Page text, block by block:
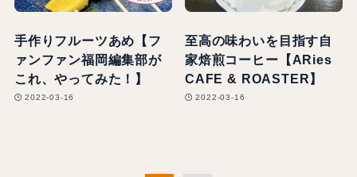
手作りフルーツあめ【フ
ァンファン福岡編集部が
これ、やってみた！】
2022-03-16
至高の味わいを目指す自
家焙煎コーヒー【ARies
CAFE & ROASTER】
2022-03-16